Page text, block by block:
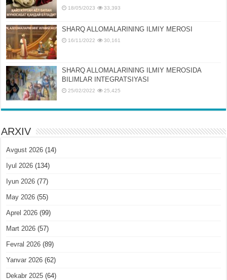
18/05/2023 33,393
SHARQ ALLOMALARINING ILMIY MEROSI
16/11/2022 30,161
SHARQ ALLOMALARINING ILMIY MЕROSIDA
BILIMLAR INTЕGRATSIYASI
25/02/2022 25,425
ARXIV
Avgust 2026 (14)
Iyul 2026 (134)
Iyun 2026 (77)
May 2026 (55)
Aprel 2026 (99)
Mart 2026 (57)
Fevral 2026 (89)
Yanvar 2026 (62)
Dekabr 2025 (64)